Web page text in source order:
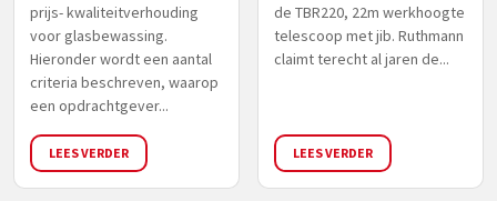
prijs- kwaliteitverhouding
voor glasbewassing.
Hieronder wordt een aantal
criteria beschreven, waarop
een opdrachtgever...
LEES VERDER
de TBR220, 22m werkhoogte
telescoop met jib. Ruthmann
claimt terecht al jaren de...
LEES VERDER